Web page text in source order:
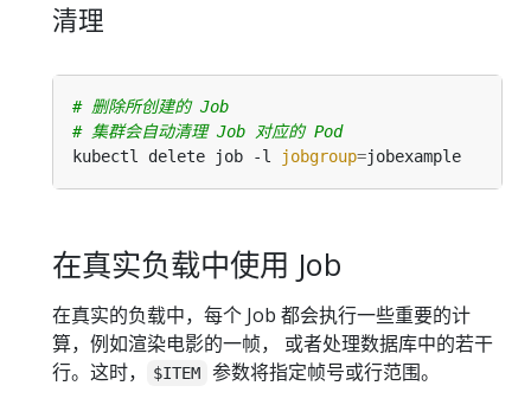
清理
# 删除所创建的 Job
# 集群会自动清理 Job 对应的 Pod
kubectl delete job -l
jobgroup=
在真实负载中使用 Job
在真实的负载中，每个 Job 都会执行一些重要的计
算，例如渲染电影的一帧， 或者处理数据库中的若干
行。这时，
$ITEM
参数将指定帧号或行范围。